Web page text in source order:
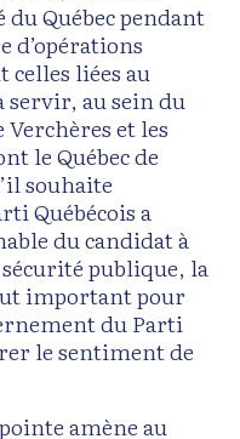
Québec pendant
d’opérations
liées au
servir, au sein du
Verchères et les
le Québec de
souhaite
Québécois a
du candidat à
publique, la
important pour
du Parti
le sentiment de
amène au